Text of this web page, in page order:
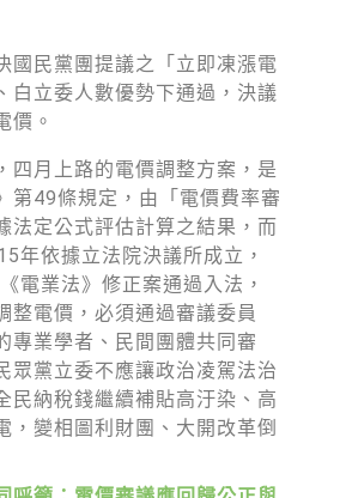
國民黨團提議之「立即凍漲電
白立委人數優勢下通過，決議
價。
四月上路的電價調整方案，是
第49條規定，由「電價費率審
法定公式評估計算之結果，而
年依據立法院決議所成立，
電業法》修正案通過入法，
整電價，必須通過審議委員
專業學者、民間團體共同審
眾黨立委不應讓政治凌駕法治
民納稅錢繼續補貼高汙染、高
，變相圖利財團、大開改革倒